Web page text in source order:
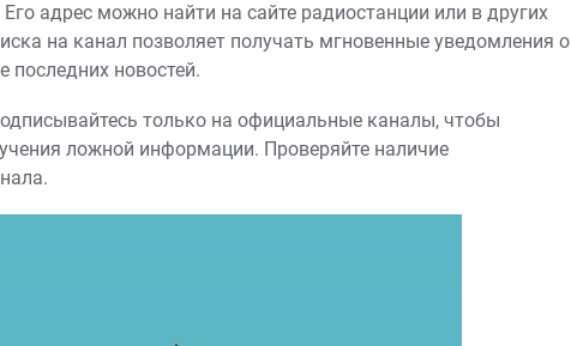
адрес можно найти на сайте радиостанции или в других
на канал позволяет получать мгновенные уведомления о
последних новостей.
только на официальные каналы, чтобы
ложной информации. Проверяйте наличие